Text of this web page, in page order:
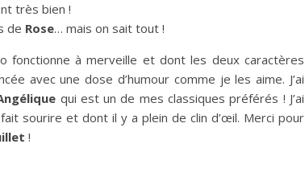
très bien !
de Rose… mais on sait tout !
fonctionne à merveille et dont les deux caractères
avec une dose d’humour comme je les aime. J’ai
qui est un de mes classiques préférés ! J’ai
sourire et dont il y a plein de clin d’œil. Merci pour
!